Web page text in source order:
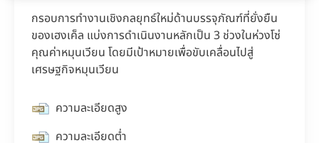
กรอบการทำงานเชิงกลยุทธ์ใหม่ด้านบรรจุภัณฑ์ที่ยั่งยืน
ของเฮงเค็ล แบ่งการดำเนินงานหลักเป็น 3 ช่วงในห่วงโซ่
คุณค่าหมุนเวียน โดยมีเป้าหมายเพื่อขับเคลื่อนไปสู่
เศรษฐกิจหมุนเวียน
ความละเอียดสูง
ความละเอียดต่ำ